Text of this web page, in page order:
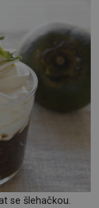
se šlehačkou.